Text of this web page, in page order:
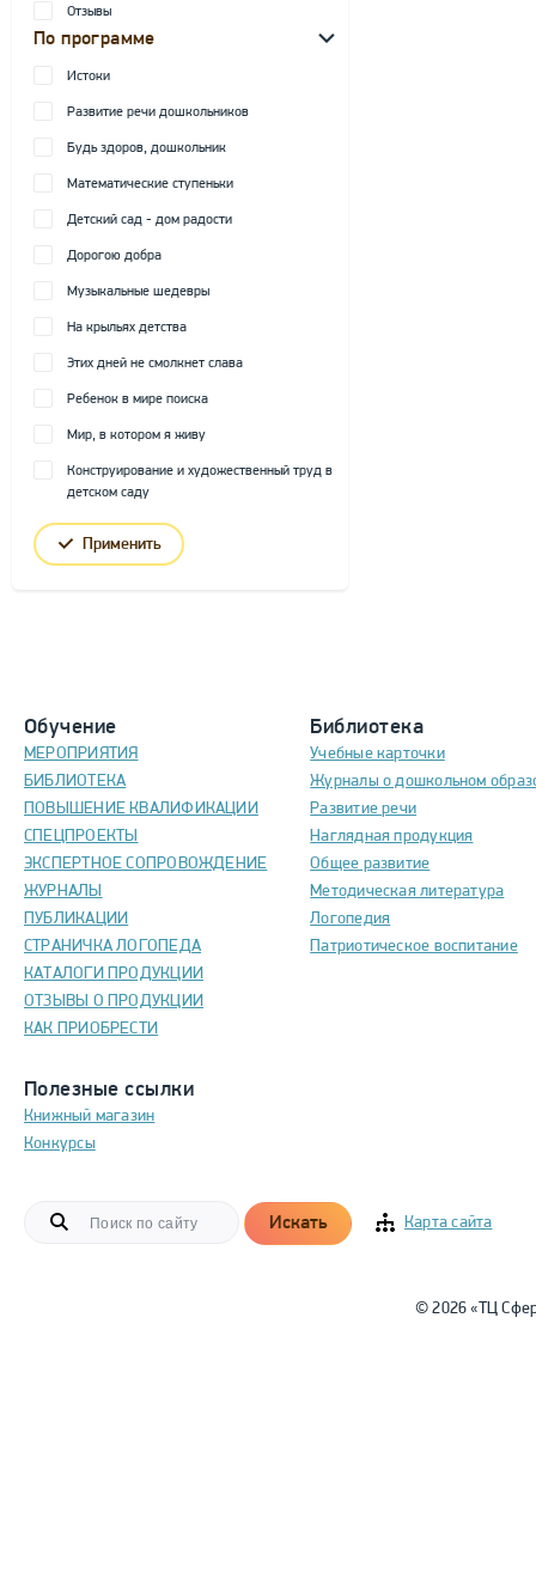
Отзывы
По программе
Истоки
Развитие речи дошкольников
Будь здоров, дошкольник
Математические ступеньки
Детский сад - дом радости
Дорогою добра
Музыкальные шедевры
На крыльях детства
Этих дней не смолкнет слава
Ребенок в мире поиска
Мир, в котором я живу
Конструирование и художественный труд в
детском саду
Применить
Обучение
МЕРОПРИЯТИЯ
БИБЛИОТЕКА
ПОВЫШЕНИЕ КВАЛИФИКАЦИИ
СПЕЦПРОЕКТЫ
ЭКСПЕРТНОЕ СОПРОВОЖДЕНИЕ
ЖУРНАЛЫ
ПУБЛИКАЦИИ
СТРАНИЧКА ЛОГОПЕДА
КАТАЛОГИ ПРОДУКЦИИ
ОТЗЫВЫ О ПРОДУКЦИИ
КАК ПРИОБРЕСТИ
Полезные ссылки
Книжный магазин
Конкурсы
Библиотека
Учебные карточки
Журналы о дошкольном
Развитие речи
Наглядная продукция
Общее развитие
Методическая литература
Логопедия
Патриотическое воспитание
Искать Карта сайта
© 2026 «ТЦ